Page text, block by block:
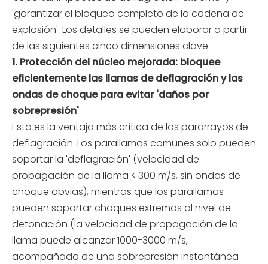
'garantizar el bloqueo completo de la cadena de
explosión'. Los detalles se pueden elaborar a partir
de las siguientes cinco dimensiones clave:
1. Protección del núcleo mejorada: bloquee
eficientemente las llamas de deflagración y las
ondas de choque para evitar 'daños por
sobrepresión'
Esta es la ventaja más crítica de los pararrayos de
deflagración. Los parallamas comunes solo pueden
soportar la 'deflagración' (velocidad de
propagación de la llama < 300 m/s, sin ondas de
choque obvias), mientras que los parallamas
pueden soportar choques extremos al nivel de
detonación (la velocidad de propagación de la
llama puede alcanzar 1000-3000 m/s,
acompañada de una sobrepresión instantánea